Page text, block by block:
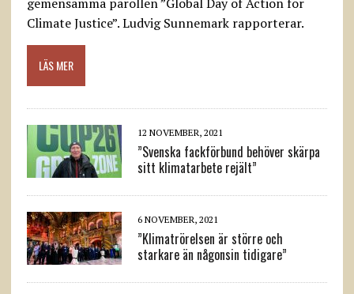
Climate Justice”. Ludvig Sunnemark rapporterar.
LÄS MER
12 NOVEMBER, 2021
”Svenska fackförbund behöver skärpa
sitt klimatarbete rejält”
6 NOVEMBER, 2021
”Klimatrörelsen är större och
starkare än någonsin tidigare”